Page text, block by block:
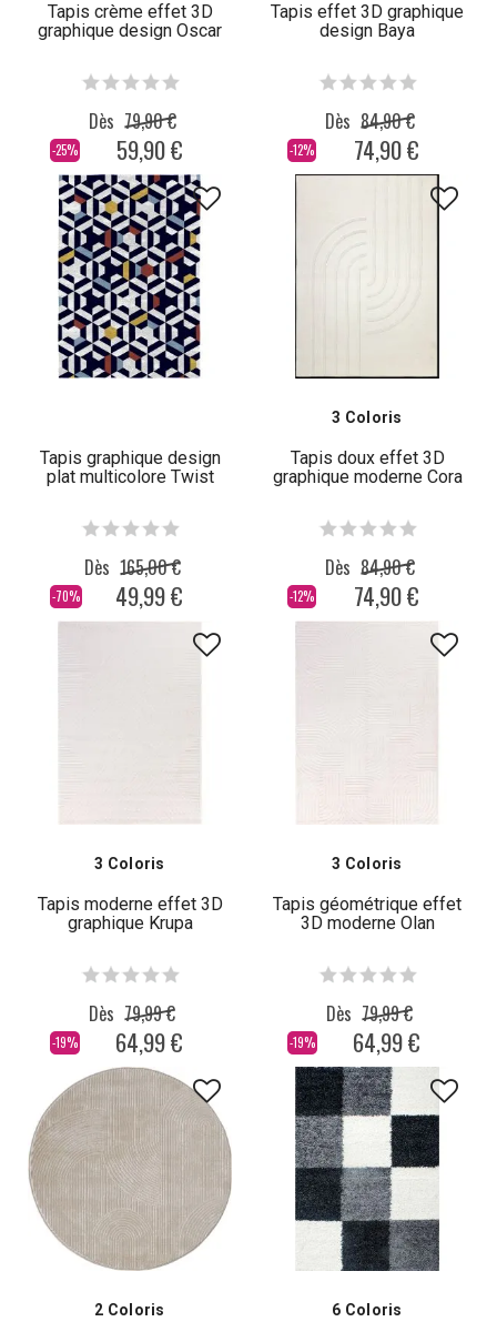
Tapis crème effet 3D
graphique design Oscar
-25%
Dès 79,90 €
59,90 €
Tapis effet 3D graphique
design Baya
-12%
Dès 84,90 €
74,90 €
Tapis graphique design
plat multicolore Twist
-70%
Dès 165,00 €
49,99 €
3 Coloris
Tapis doux effet 3D
graphique moderne Cora
-12%
Dès 84,90 €
74,90 €
3 Coloris
Tapis moderne effet 3D
graphique Krupa
-19%
Dès 79,99 €
64,99 €
3 Coloris
Tapis géométrique effet
3D moderne Olan
-19%
Dès 79,99 €
64,99 €
2 Coloris 6 Coloris